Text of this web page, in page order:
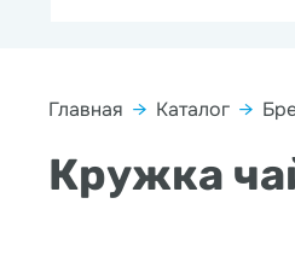
Главная → Каталог →
Кружка